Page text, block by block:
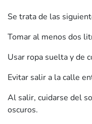
Se trata de las
Tomar al menos dos
Usar ropa suelta y de
Evitar salir a la calle
Al salir, cuidarse del
oscuros.